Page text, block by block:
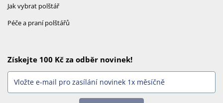
Jak vybrat polštář
Péče a praní polštářů
Získejte 100 Kč za odběr novinek!